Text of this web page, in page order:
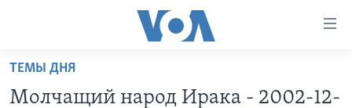
Перейти
основной
ТЕМЫ ДНЯ
Молчащий народ Ирака - 2002-12-